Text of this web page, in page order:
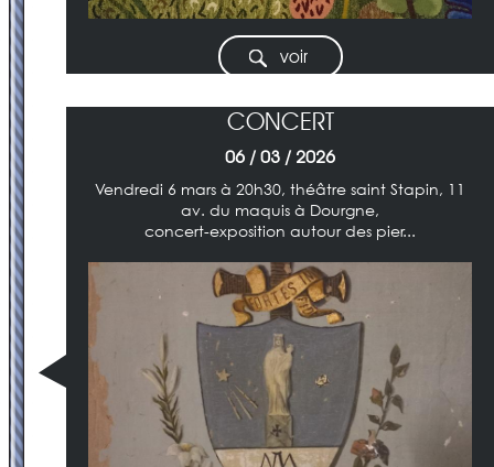
voir
CONCERT
06 / 03 / 2026
Vendredi 6 mars à 20h30, théâtre saint Stapin, 11
av. du maquis à Dourgne,
concert-exposition autour des pier...